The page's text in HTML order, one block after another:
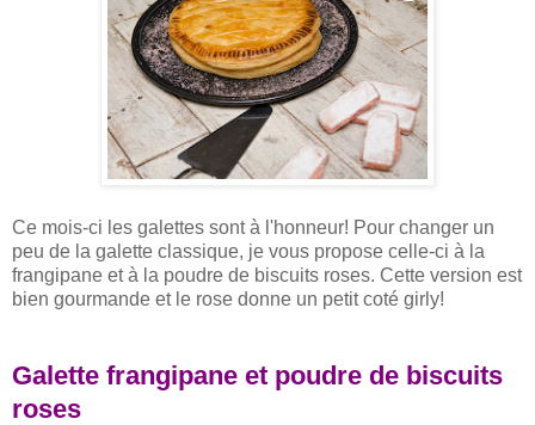
Ce mois-ci les galettes sont à l'honneur! Pour changer un
peu de la galette classique, je vous propose celle-ci à la
frangipane et à la poudre de biscuits roses. Cette version est
bien gourmande et le rose donne un petit coté girly!
Galette frangipane et poudre de biscuits
roses